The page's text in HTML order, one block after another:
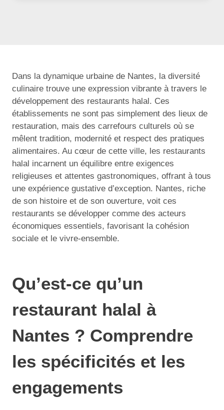
Dans la dynamique urbaine de Nantes, la diversité
culinaire trouve une expression vibrante à travers le
développement des restaurants halal. Ces
établissements ne sont pas simplement des lieux de
restauration, mais des carrefours culturels où se
mêlent tradition, modernité et respect des pratiques
alimentaires. Au cœur de cette ville, les restaurants
halal incarnent un équilibre entre exigences
religieuses et attentes gastronomiques, offrant à tous
une expérience gustative d’exception. Nantes, riche
de son histoire et de son ouverture, voit ces
restaurants se développer comme des acteurs
économiques essentiels, favorisant la cohésion
sociale et le vivre-ensemble.
Qu’est-ce qu’un
restaurant halal à
Nantes ? Comprendre
les spécificités et les
engagements